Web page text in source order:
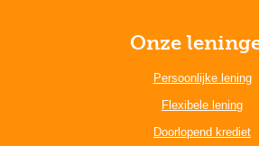
Onze
Persoonlijke lening
Flexibele lening
Doorlopend krediet